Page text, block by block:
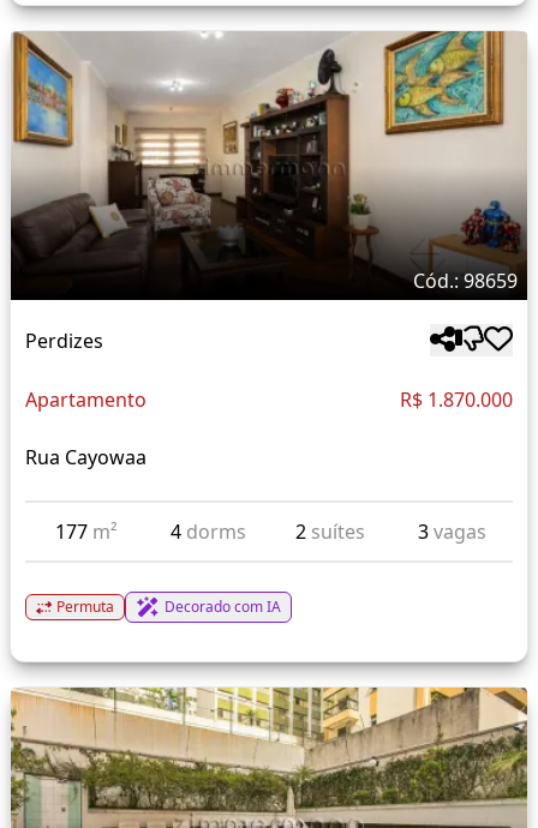
Cód.: 98659
Perdizes
Apartamento R$ 1.870.000
Rua Cayowaa
177 m² 4 dorms 2 suítes 3vagas
Permuta Decorado com IA